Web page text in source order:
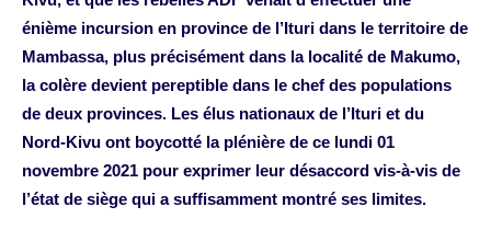
énième incursion en province de l’Ituri dans le territoire de
Mambassa, plus précisément dans la localité de Makumo,
la colère devient pereptible dans le chef des populations
de deux provinces. Les élus nationaux de l’Ituri et du
Nord-Kivu ont boycotté la plénière de ce lundi 01
novembre 2021 pour exprimer leur désaccord vis-à-vis de
l’état de siège qui a suffisamment montré ses limites.